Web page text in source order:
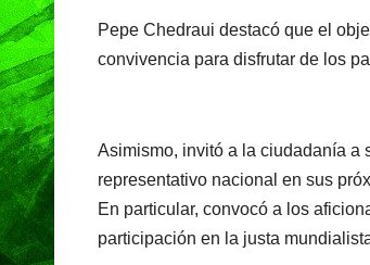
Pepe Chedraui destacó que el
convivencia para disfrutar de los
Asimismo, invitó a la ciudadanía a
representativo nacional en sus
En particular, convocó a los
participación en la justa